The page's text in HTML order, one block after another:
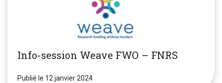
Info-session Weave FWO – FNRS
Publié le 12 janvier 2024